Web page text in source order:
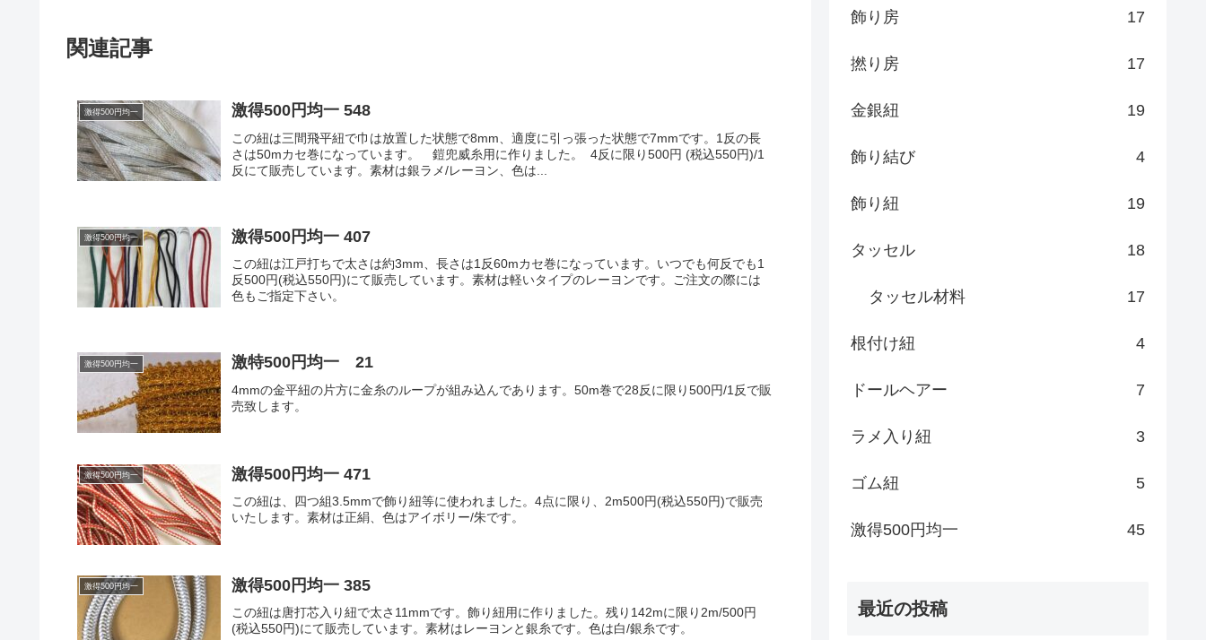
関連記事
激得500円均一 激得500円均一 548
この紐は三間飛平紐で巾は放置した状態で8mm、適度に引っ張った状態で7mmです。1反の長
さは50mカセ巻になっています。 鎧兜威糸用に作りました。 4反に限り500円 (税込550円)/1
反にて販売しています。素材は銀ラメ/レーヨン、色は...
激得500円均一 激得500円均一 407
この紐は江戸打ちで太さは約3mm、長さは1反60mカセ巻になっています。いつでも何反でも1
反500円(税込550円)にて販売しています。素材は軽いタイプのレーヨンです。ご注文の際には
色もご指定下さい。
激得500円均一 激特500円均一 21
4mmの金平紐の片方に金糸のループが組み込んであります。50m巻で28反に限り500円/1反で販
売致します。
激得500円均一 激得500円均一 471
この紐は、四つ組3.5mmで飾り紐等に使われました。4点に限り、2m500円(税込550円)で販売
いたします。素材は正絹、色はアイボリー/朱です。
激得500円均一 激得500円均一 385
この紐は唐打芯入り紐で太さ11mmです。飾り紐用に作りました。残り142mに限り2m/500円
(税込550円)にて販売しています。素材はレーヨンと銀糸です。色は白/銀糸です。
飾り房 17
撚り房 17
金銀紐 19
飾り結び 4
飾り紐 19
タッセル 18
タッセル材料 17
根付け紐 4
ドールヘアー 7
ラメ入り紐 3
ゴム紐 5
激得500円均一 45
最近の投稿